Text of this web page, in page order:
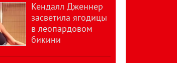
Кендалл Дженнер
засветила ягодицы
в леопардовом
бикини